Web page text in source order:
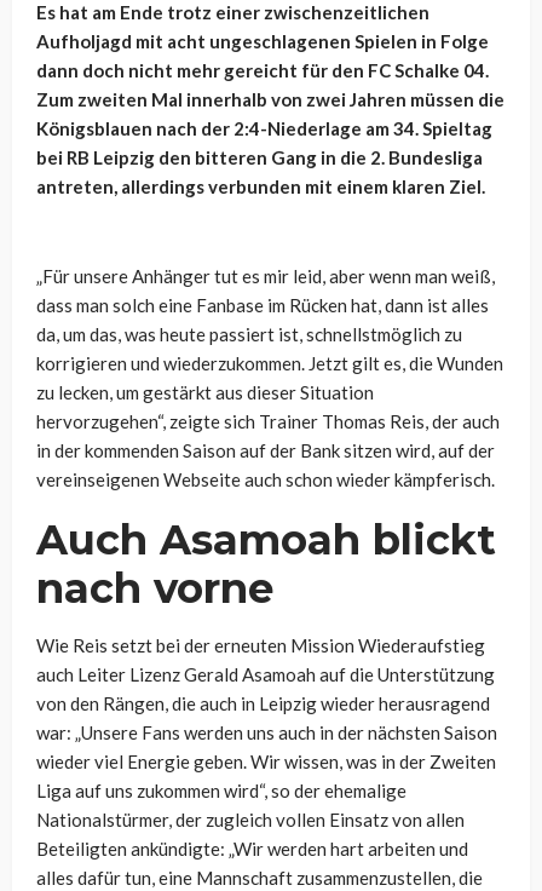
Es hat am Ende trotz einer zwischenzeitlichen
Aufholjagd mit acht ungeschlagenen Spielen in Folge
dann doch nicht mehr gereicht für den FC Schalke 04.
Zum zweiten Mal innerhalb von zwei Jahren müssen die
Königsblauen nach der 2:4-Niederlage am 34. Spieltag
bei RB Leipzig den bitteren Gang in die 2. Bundesliga
antreten, allerdings verbunden mit einem klaren Ziel.
„Für unsere Anhänger tut es mir leid, aber wenn man weiß,
dass man solch eine Fanbase im Rücken hat, dann ist alles
da, um das, was heute passiert ist, schnellstmöglich zu
korrigieren und wiederzukommen. Jetzt gilt es, die Wunden
zu lecken, um gestärkt aus dieser Situation
hervorzugehen“, zeigte sich Trainer Thomas Reis, der auch
in der kommenden Saison auf der Bank sitzen wird, auf der
vereinseigenen Webseite auch schon wieder kämpferisch.
Auch Asamoah blickt
nach vorne
Wie Reis setzt bei der erneuten Mission Wiederaufstieg
auch Leiter Lizenz Gerald Asamoah auf die Unterstützung
von den Rängen, die auch in Leipzig wieder herausragend
war: „Unsere Fans werden uns auch in der nächsten Saison
wieder viel Energie geben. Wir wissen, was in der Zweiten
Liga auf uns zukommen wird“, so der ehemalige
Nationalstürmer, der zugleich vollen Einsatz von allen
Beteiligten ankündigte: „Wir werden hart arbeiten und
alles dafür tun, eine Mannschaft zusammenzustellen, die